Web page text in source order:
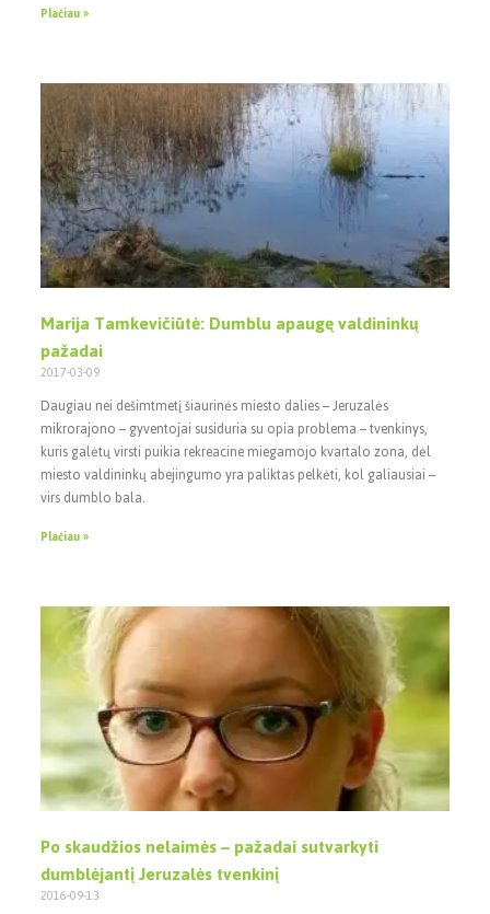
Plačiau »
Marija Tamkevičiūtė: Dumblu apaugę valdininkų
pažadai
2017-03-09
Daugiau nei dešimtmetį šiaurinės miesto dalies – Jeruzalės
mikrorajono – gyventojai susiduria su opia problema – tvenkinys,
kuris galėtų virsti puikia rekreacine miegamojo kvartalo zona, dėl
miesto valdininkų abejingumo yra paliktas pelkėti, kol galiausiai –
virs dumblo bala.
Plačiau »
Po skaudžios nelaimės – pažadai sutvarkyti
dumblėjantį Jeruzalės tvenkinį
2016-09-13